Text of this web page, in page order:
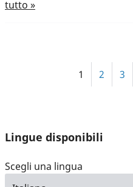
tutto »
1 2 3
Lingue disponibili
Scegli una lingua